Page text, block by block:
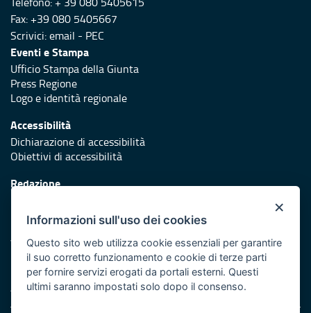
Fax: +39 080 5405667
Scrivici:email - PEC
Eventi e Stampa
Ufficio Stampa della Giunta
Press Regione
Logo e identità regionale
Accessibilità
Dichiarazione di accessibilità
Obiettivi di accessibilità
Redazione
Protezione civile
Vai al sito di Protezione Civile Puglia
Iniziativa finanziata con risorse del POR Puglia 2014/2020 -
Asse XI
×
Informazioni sull'uso dei cookies
Questo sito web utilizza cookie essenziali per garantire
il suo corretto funzionamento e cookie di terze parti
per fornire servizi erogati da portali esterni. Questi
ultimi saranno impostati solo dopo il consenso.